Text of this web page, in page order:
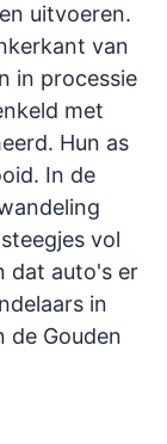
uitvoeren.
van
in processie
met
Hun as
In de
vol
dat auto's er
in
de Gouden